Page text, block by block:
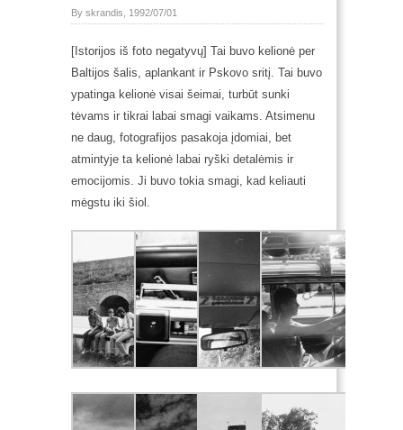
By skrandis, 1992/07/01
[Istorijos iš foto negatyvų] Tai buvo kelionė per
Baltijos šalis, aplankant ir Pskovo sritį. Tai buvo
ypatinga kelionė visai šeimai , turbūt sunki
tėvams ir tikrai labai smagi vaikams. Atsimenu
ne daug, fotografijos pasakoja įdomiai, bet
atmintyje ta kelionė labai ryški detalėmis ir
emocijomis. Ji buvo tokia smagi, kad keliauti
mėgstu iki šiol.